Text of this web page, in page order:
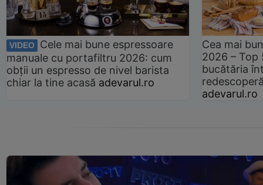
VIDEO
Cele mai bune espressoare
manuale cu portafiltru 2026: cum
obții un espresso de nivel barista
chiar la tine acasă adevarul.ro
Cea mai
2026 –
bucătăria
adevarul.ro